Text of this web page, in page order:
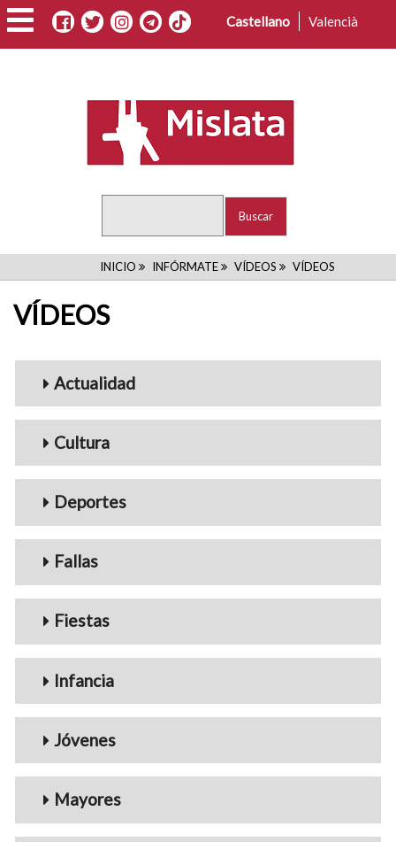
Pasar
al
contenido
Castellano Valencià
RUTA
INICIO INFÓRMATE VÍDEOS VÍDEOS
VÍDEOS
Menu_Videos
Actualidad
Cultura
Deportes
Fallas
Fiestas
Infancia
Jóvenes
Mayores